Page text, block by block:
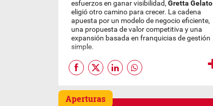
esfuerzos en ganar visibilidad,Gretta Gelato
eligió otro camino para crecer. La cadena
apuesta por un modelo de negocio eficiente,
una propuesta de valor competitiva y una
expansión basada en franquicias de gestión
simple.
Aperturas